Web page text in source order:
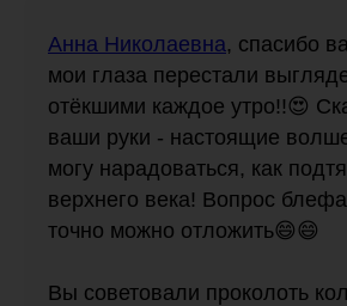
Анна Николаевна, спасибо
мои глаза перестали
отёкшими каждое утро!!😍
ваши руки - настоящие
могу нарадоваться, как
верхнего века! Вопрос
точно можно отложить😄😄
Вы советовали проколоть